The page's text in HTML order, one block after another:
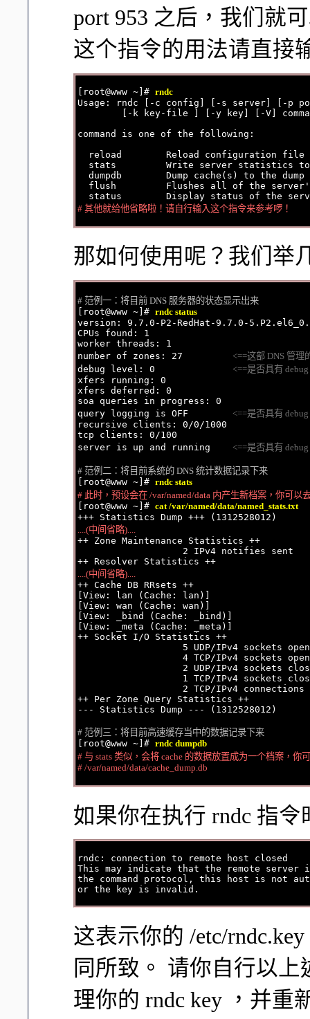
port 953 之后，我们就
这个指令的用法请直接
[root@www ~]# rndc
Usage: rndc [-c config] [-s server] [-p
[-k key-file ] [-y key] [-V]
command is one of the following:
reload        Reload configuration file
stats         Write server statistics
dumpdb        Dump cache(s) to the dump
flush         Flushes all of the
# 其他就给他省略啦！请自行输入这个指令来参考啰！
那如何使用呢？我们举
# 范例一：将目前 DNS 服务器的状态显示出来
[root@www ~]# rndc status
version: 9.7.0-P2-RedHat-9.7.0-
CPUs found: 1
worker threads: 1
number of zones: 27 <==这部 DNS 管理
debug level: 0 <==是否具有
xfers running: 0
xfers deferred: 0
soa queries in progress: 0
query logging is OFF <==是否具有
recursive clients: 0/0/1000
tcp clients: 0/100
server is up and running <==是否具有
# 范例二：将目前系统的 DNS 统计数据记录下来
[root@www ~]# rndc stats
# 此时，预设会在 /var/named/data 内产生新档案，你可以
[root@www ~]# cat /var/named/data/named_stats.txt
....(中间省略)....
++ Zone Maintenance Statistics ++
                   2 IPv4 notifies sent
....(中间省略)....
++ Cache DB RRsets ++
[View: lan (Cache: lan)]
[View: wan (Cache: wan)]
[View: _bind (Cache: _bind)]
[View: _meta (Cache: _meta)]
++ Socket I/O Statistics ++
5 UDP/IPv4 sockets
4 TCP/IPv4 sockets
2 UDP/IPv4 sockets
1 TCP/IPv4 sockets
2 TCP/IPv4 connections
++ Per Zone Query Statistics ++
--- Statistics Dump --- (1312528012)
# 范例三：将目前高速缓存当中的数据记录下来
[root@www ~]# rndc dumpdb
# 与 stats 类似，会将 cache 的数据放置成为一个档案，你
# /var/named/data/cache_dump.db
如果你在执行 rndc 指
rndc: connection to remote host closed
This may indicate that the remote server
the command protocol, this host is not
这表示你的 /etc/
同所致。 请你自行以上
理你的 rndc key ，并重